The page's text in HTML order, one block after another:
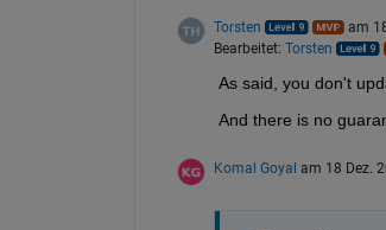
Torsten
am
Bearbeitet: Torsten
As said, you don't
And there is no
Komal Goyal am 18 Dez.